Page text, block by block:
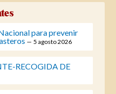
para prevenir
5 agosto 2026
RECOGIDA DE